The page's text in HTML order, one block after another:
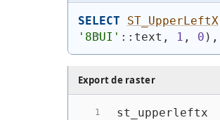
SELECT ST_UpperLeftX
'8BUI' ::text, 1 , 0 ) ,
Export de raster
st_upperleftx